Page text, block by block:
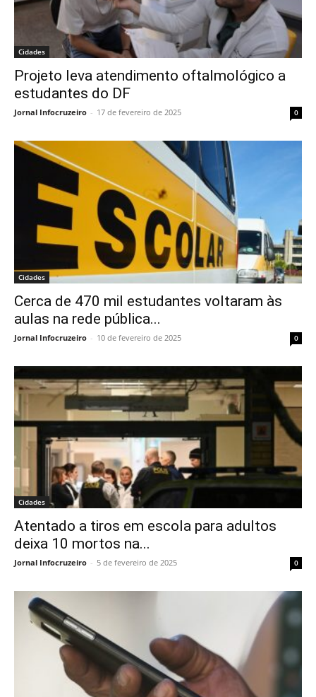
Cidades
Projeto leva atendimento oftalmológico a
estudantes do DF
Jornal Infocruzeiro - 17 de fevereiro de 2025 0
Cidades
Cerca de 470 mil estudantes voltaram às
aulas na rede pública...
Jornal Infocruzeiro - 10 de fevereiro de 2025 0
Cidades
Atentado a tiros em escola para adultos
deixa 10 mortos na...
Jornal Infocruzeiro - 5 de fevereiro de 2025 0